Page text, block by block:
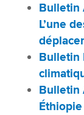
Bulletin
L’une
Bulletin
Bulletin
Éthiopie